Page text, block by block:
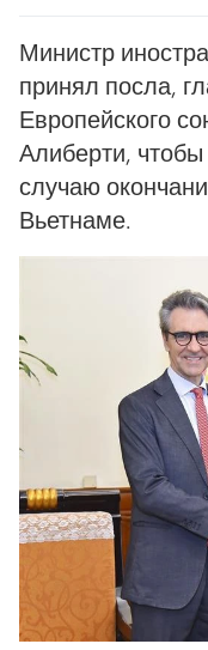
Министр
принял посла,
Европейского
Алиберти,
случаю
Вьетнаме.